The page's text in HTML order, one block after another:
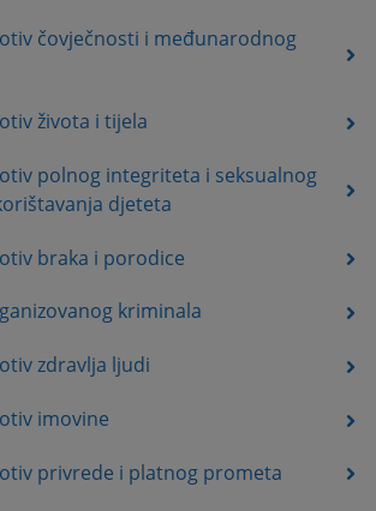
čovječnosti i međunarodnog
života i tijela
polnog integriteta i seksualnog
djeteta
braka i porodice
kriminala
zdravlja ljudi
imovine
privrede i platnog prometa